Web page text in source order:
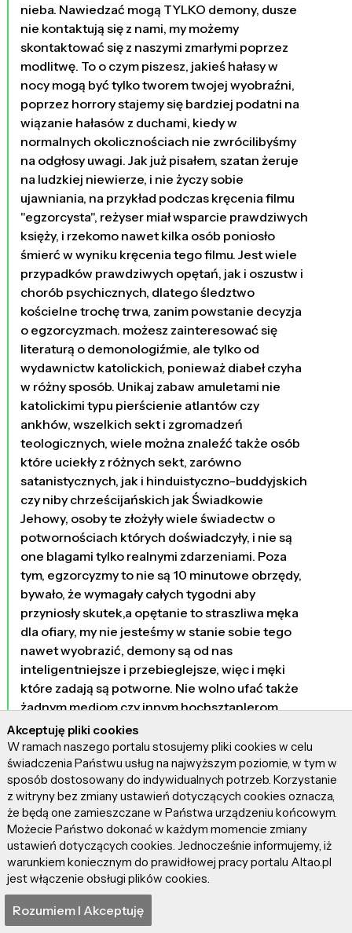
nieba. Nawiedzać mogą TYLKO demony, dusze
nie kontaktują się z nami, my możemy
skontaktować się z naszymi zmarłymi poprzez
modlitwę. To o czym piszesz, jakieś hałasy w
nocy mogą być tylko tworem twojej wyobraźni,
poprzez horrory stajemy się bardziej podatni na
wiązanie hałasów z duchami, kiedy w
normalnych okolicznościach nie zwrócilibyśmy
na odgłosy uwagi. Jak już pisałem, szatan żeruje
na ludzkiej niewierze, i nie życzy sobie
ujawniania, na przykład podczas kręcenia filmu
"egzorcysta", reżyser miał wsparcie prawdziwych
księży, i rzekomo nawet kilka osób poniosło
śmierć w wyniku kręcenia tego filmu. Jest wiele
przypadków prawdziwych opętań, jak i oszustw i
chorób psychicznych, dlatego śledztwo
kościelne trochę trwa, zanim powstanie decyzja
o egzorcyzmach. możesz zainteresować się
literaturą o demonologiźmie, ale tylko od
wydawnictw katolickich, ponieważ diabeł czyha
w różny sposób. Unikaj zabaw amuletami nie
katolickimi typu pierścienie atlantów czy
ankhów, wszelkich sekt i zgromadzeń
teologicznych, wiele można znaleźć także osób
które uciekły z różnych sekt, zarówno
satanistycznych, jak i hinduistyczno-buddyjskich
czy niby chrześcijańskich jak Świadkowie
Jehowy, osoby te złożyły wiele świadectw o
potwornościach których doświadczyły, i nie są
one blagami tylko realnymi zdarzeniami. Poza
tym, egzorcyzmy to nie są 10 minutowe obrzędy,
bywało, że wymagały całych tygodni aby
przyniosły skutek,a opętanie to straszliwa męka
dla ofiary, my nie jesteśmy w stanie sobie tego
nawet wyobrazić, demony są od nas
inteligentniejsze i przebieglejsze, więc i męki
które zadają są potworne. Nie wolno ufać także
żadnym mediom czy innym hochsztaplerom,
jeżeli nie mają oni rzeczywistego wsparcia
kościoła, to KAPŁANI są od przeganiania
demonów, i nie wolno ufać w opowieści, że jakaś
zmarłą osoba chce nam coś powiedzieć, jeżeli
jakiś "specjalista" tak twierdzi, to nie jest
prawdziwym wierzącym demonologiem, tylko
oszustem, albo sługusem zła których też nie
brakuje. Z rzeczy z filmu które nie są według mnie
prawdą, to także nagłe oswobodzenie się
bohaterki pod wpływem "rad" innych osób, co
sugeruje, że to nie demon ją opętał, tylko
Akceptuję pliki cookies
W ramach naszego portalu stosujemy pliki cookies w celu
świadczenia Państwu usług na najwyższym poziomie, w tym w
sposób dostosowany do indywidualnych potrzeb. Korzystanie
z witryny bez zmiany ustawień dotyczących cookies oznacza,
że będą one zamieszczane w Państwa urządzeniu końcowym.
Możecie Państwo dokonać w każdym momencie zmiany
ustawień dotyczących cookies. Jednocześnie informujemy, iż
warunkiem koniecznym do prawidłowej pracy portalu Altao.pl
jest włączenie obsługi plików cookies.
Rozumiem I Akceptuję